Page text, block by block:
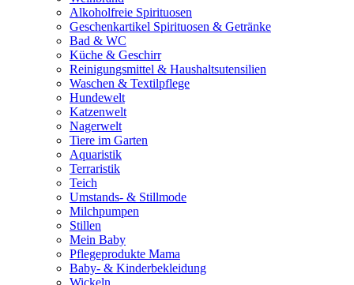
Alkoholfreie Spirituosen
Geschenkartikel Spirituosen & Getränke
Bad & WC
Küche & Geschirr
Reinigungsmittel & Haushaltsutensilien
Waschen & Textilpflege
Hundewelt
Katzenwelt
Nagerwelt
Tiere im Garten
Aquaristik
Terraristik
Teich
Umstands- & Stillmode
Milchpumpen
Stillen
Mein Baby
Pflegeprodukte Mama
Baby- & Kinderbekleidung
Wickeln